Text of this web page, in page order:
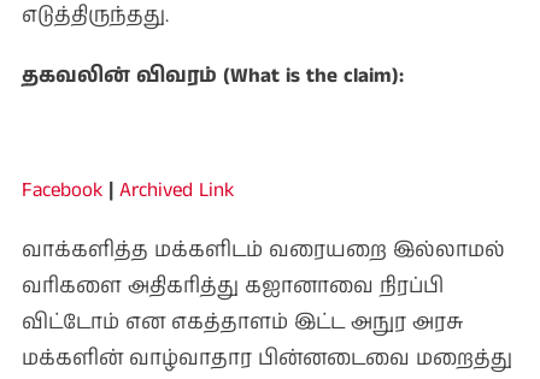
எடுத்திருந்தது.
தகவலின் விவரம் (What is the claim):
Facebook| Archived Link
வாக்களித்த மக்களிடம் வரையறை இல்லாமல்
வரிகளை அதிகரித்து கஐானாவை நிரப்பி
விட்டோம் என எகத்தாளம் இட்ட அநுர அரசு
மக்களின் வாழ்வாதார பின்னடைவை மறைத்து